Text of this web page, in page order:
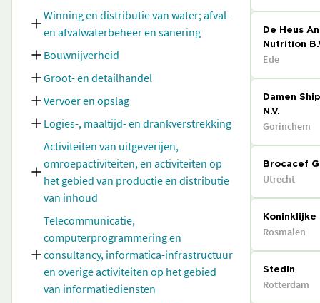
Winning en distributie van water; afval-
en afvalwaterbeheer en sanering
Bouwnijverheid
Groot- en detailhandel
Vervoer en opslag
Logies-, maaltijd- en drankverstrekking
Activiteiten van uitgeverijen,
omroepactiviteiten, en activiteiten op
het gebied van productie en distributie
van inhoud
Telecommunicatie,
computerprogrammering en
consultancy, informatica-infrastructuur
en overige activiteiten op het gebied
van informatiediensten
De Heus
Nutrition
Ede
Damen
N.V.
Gorinchem
Brocacef
Utrecht
Koninklijke
Rosmalen
Stedin
Rotterdam